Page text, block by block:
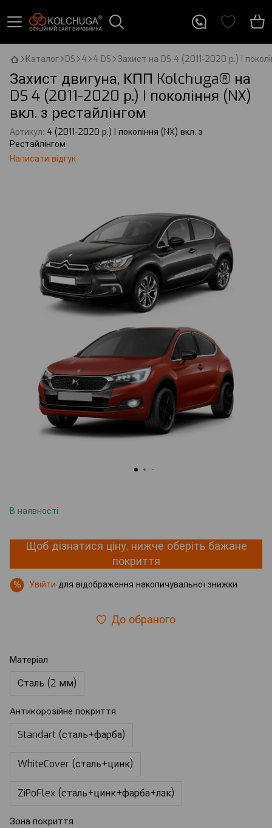
Каталог DS 4 4 DS Захист на DS 4 (2011-2020 р.) I
Захист двигуна, КПП Kolchuga® на
DS 4 (2011-2020 р.) I покоління (NX)
вкл. з рестайлінгом
Артикул: 4 (2011-2020 р.) I покоління (NX) вкл. з
Рестайлінгом
Написати відгук
В наявності
Щоб дізнатися ціну, нижче оберіть бажане
покриття
% Увійти для відображення накопичувальної знижки
До обраного
Матеріал
Сталь (2 мм)
Антикорозійне покриття
Standart (сталь+фарба)
WhiteCover (сталь+цинк)
ZiPoFlex (сталь+цинк+фарба+лак)
Зона покриття